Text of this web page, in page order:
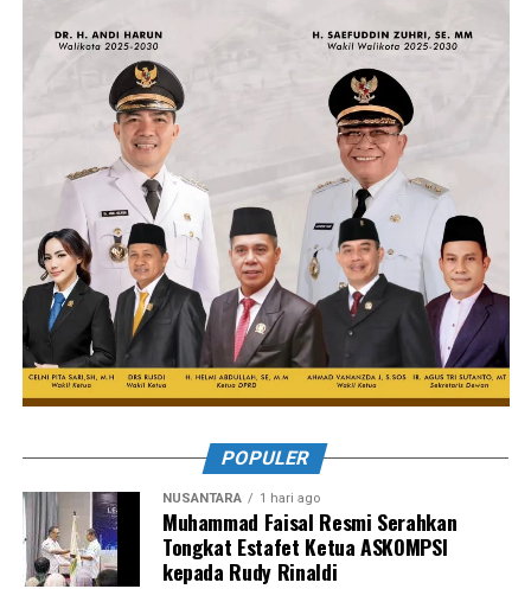
POPULER
NUSANTARA 1 hari ago
Muhammad Faisal Resmi Serahkan
Tongkat Estafet Ketua ASKOMPSI
kepada Rudy Rinaldi